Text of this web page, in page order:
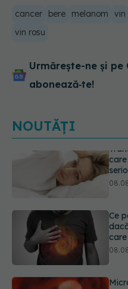
cancer bere melanom vin
vin rosu
Urmărește-ne și pe
abonează‑te!
NOUTĂȚI
Ce